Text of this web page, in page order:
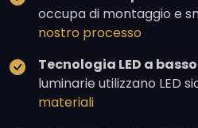
occupa di montaggio e
nostro processo
Tecnologia LED a
luminarie utilizzano LED
materiali